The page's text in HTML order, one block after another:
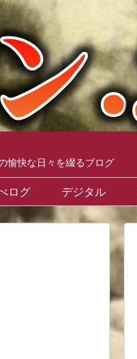
愉快な日々を綴るブログ
ログ デジタル